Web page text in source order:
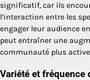
significatif, car ils
l’interaction entre les
engager leur audience
peut entraîner une
communauté plus
Variété et fréquence